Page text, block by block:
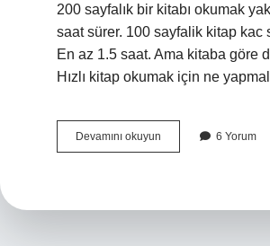
200 sayfalık bir kitabı okumak
saat sürer. 100 sayfalik kitap kac
En az 1.5 saat. Ama kitaba göre
Hızlı kitap okumak için ne
Devamını okuyun
Saatte
6 Yorum